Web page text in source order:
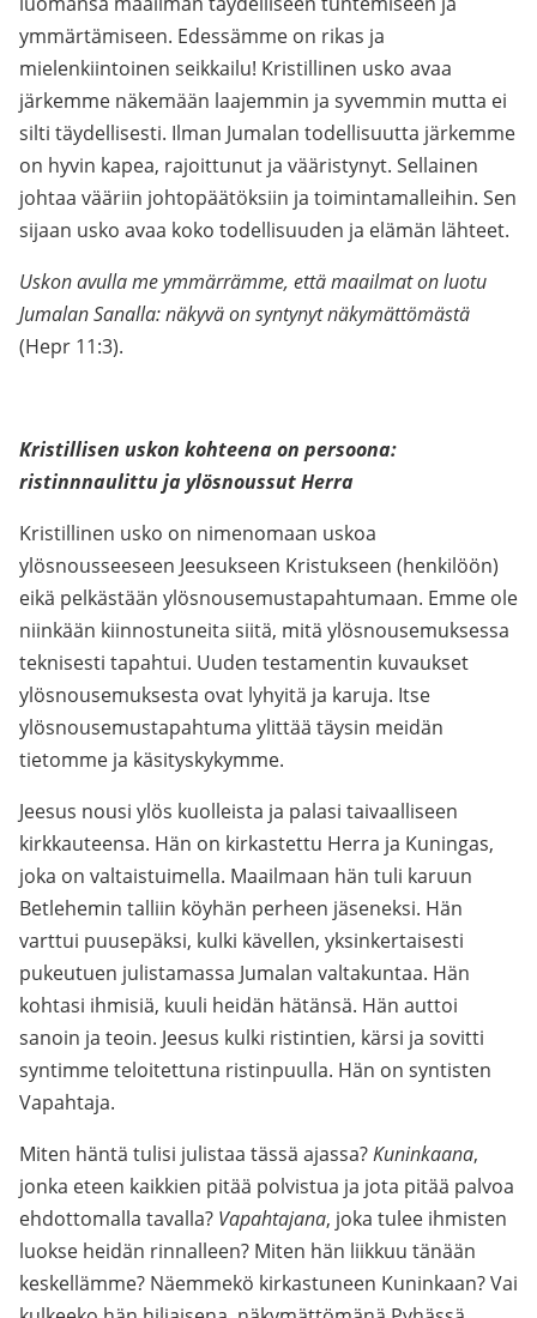
ymmärtämiseen. Edessämme on rikas ja
mielenkiintoinen seikkailu! Kristillinen usko avaa
järkemme näkemään laajemmin ja syvemmin mutta ei
silti täydellisesti. Ilman Jumalan todellisuutta järkemme
on hyvin kapea, rajoittunut ja vääristynyt. Sellainen
johtaa vääriin johtopäätöksiin ja toimintamalleihin. Sen
sijaan usko avaa koko todellisuuden ja elämän lähteet.
Uskon avulla me ymmärrämme, että maailmat on luotu
Jumalan Sanalla: näkyvä on syntynyt näkymättömästä
(Hepr 11:3).
Kristillisen uskon kohteena on persoona:
ristinnnaulittu ja ylösnoussut Herra
Kristillinen usko on nimenomaan uskoa
ylösnousseeseen Jeesukseen Kristukseen (henkilöön)
eikä pelkästään ylösnousemustapahtumaan. Emme ole
niinkään kiinnostuneita siitä, mitä ylösnousemuksessa
teknisesti tapahtui. Uuden testamentin kuvaukset
ylösnousemuksesta ovat lyhyitä ja karuja. Itse
ylösnousemustapahtuma ylittää täysin meidän
tietomme ja käsityskykymme.
Jeesus nousi ylös kuolleista ja palasi taivaalliseen
kirkkauteensa. Hän on kirkastettu Herra ja Kuningas,
joka on valtaistuimella. Maailmaan hän tuli karuun
Betlehemin talliin köyhän perheen jäseneksi. Hän
varttui puusepäksi, kulki kävellen, yksinkertaisesti
pukeutuen julistamassa Jumalan valtakuntaa. Hän
kohtasi ihmisiä, kuuli heidän hätänsä. Hän auttoi
sanoin ja teoin. Jeesus kulki ristintien, kärsi ja sovitti
syntimme teloitettuna ristinpuulla. Hän on syntisten
Vapahtaja.
Miten häntä tulisi julistaa tässä ajassa?Kuninkaana,
jonka eteen kaikkien pitää polvistua ja jota pitää palvoa
ehdottomalla tavalla? Vapahtajana, joka tulee ihmisten
luokse heidän rinnalleen? Miten hän liikkuu tänään
keskellämme? Näemmekö kirkastuneen Kuninkaan? Vai